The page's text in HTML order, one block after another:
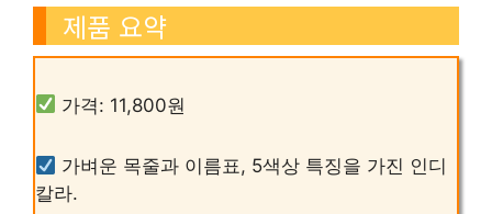
제품 요약
가격: 11,800원
가벼운 목줄과 이름표, 5색상 특징을 가진 인디
칼라.